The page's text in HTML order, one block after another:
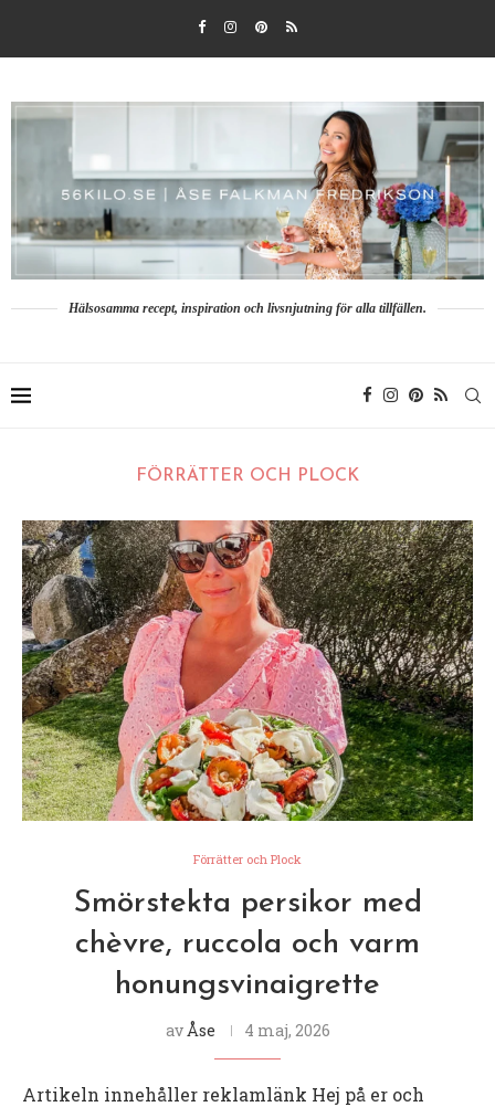
Hälsosamma recept, inspiration och livsnjutning för alla tillfällen.
FÖRRÄTTER OCH PLOCK
Förrätter och Plock
Smörstekta persikor med
chèvre, ruccola och varm
honungsvinaigrette
av Åse 4 maj, 2026
Artikeln innehåller reklamlänk Hej på er och